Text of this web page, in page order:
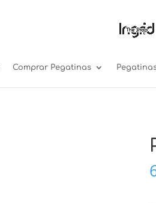
Comprar Pegatinas